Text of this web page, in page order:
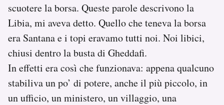
scuotere la borsa. Queste parole descrivono la
Libia, mi aveva detto. Quello che teneva la borsa
era Santana e i topi eravamo tutti noi. Noi libici,
chiusi dentro la busta di Gheddafi.
In effetti era così che funzionava: appena qualcuno
stabiliva un po’ di potere, anche il più piccolo, in
un ufficio, un ministero, un villaggio, una